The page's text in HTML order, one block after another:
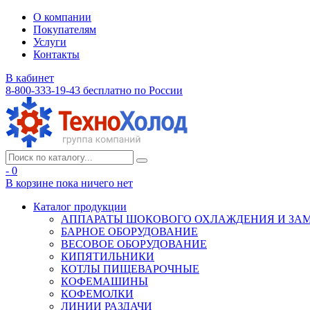
О компании
Покупателям
Услуги
Контакты
В кабинет
8-800-333-19-43 бесплатно по России
- 0
В корзине пока ничего нет
Каталог продукции
АППАРАТЫ ШОКОВОГО ОХЛАЖДЕНИЯ И
БАРНОЕ ОБОРУДОВАНИЕ
ВЕСОВОЕ ОБОРУДОВАНИЕ
КИПЯТИЛЬНИКИ
КОТЛЫ ПИЩЕВАРОЧНЫЕ
КОФЕМАШИНЫ
КОФЕМОЛКИ
ЛИНИИ РАЗДАЧИ